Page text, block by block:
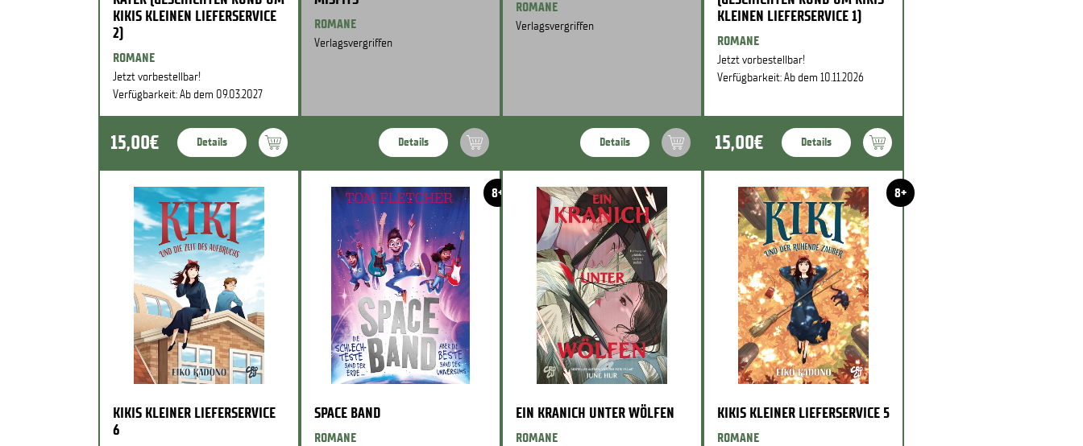
KIKIS KLEINEN LIEFERSERVICE
2)
ROMANE
Jetzt vorbestellbar!
Verfügbarkeit: Ab dem 09.03.2027
15,00€ Details
ROMANE
Verlagsvergriffen
Details
ROMANE
Verlagsvergriffen
Details
KLEINEN LIEFERSERVICE 1)
ROMANE
Jetzt vorbestellbar!
Verfügbarkeit: Ab dem 10.11.2026
15,00€ Details
KIKIS KLEINER LIEFERSERVICE
6
8+
SPACE BAND
ROMANE
EIN KRANICH UNTER WÖLFEN
ROMANE
8+
KIKIS KLEINER LIEFERSERVICE 5
ROMANE